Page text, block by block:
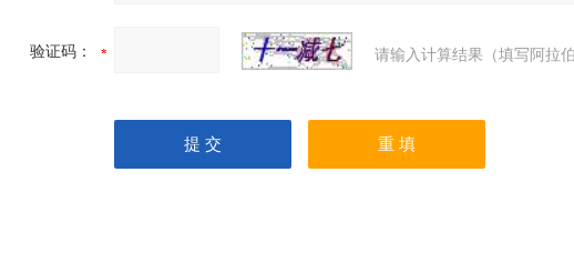
验证码： 请输入计算结果（填写阿拉